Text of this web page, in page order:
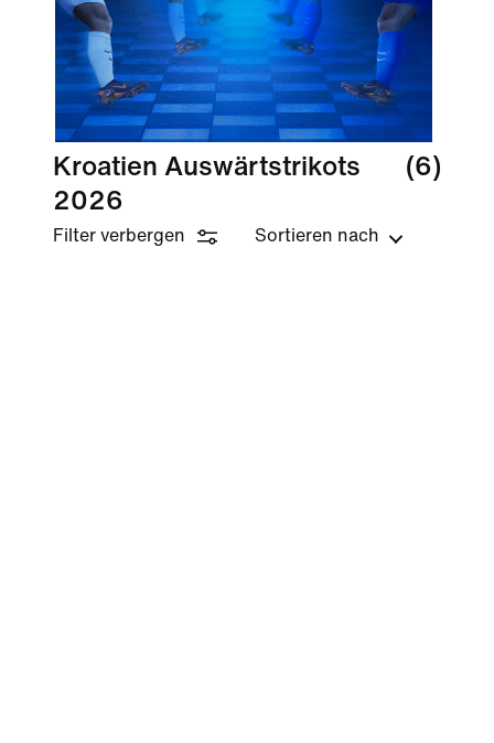
Kroatien Auswärtstrikots
2026
(6)
Filter verbergen Sortieren nach